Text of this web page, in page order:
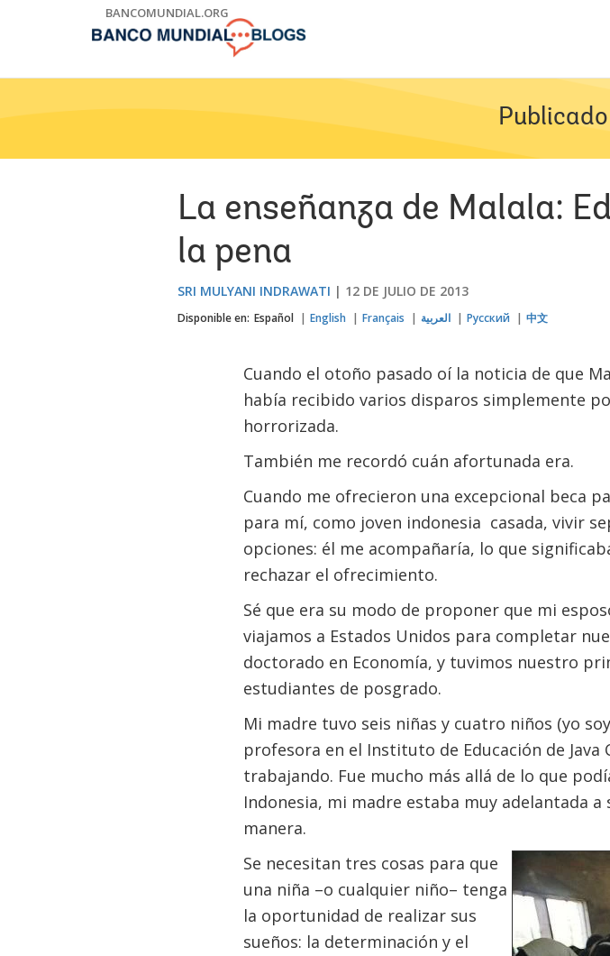
BANCOMUNDIAL.ORG
La enseñanza de Malala:
la pena
SRI MULYANI INDRAWATI 12 DE JULIO DE 2013
Disponible en: Español English Français العربية Русский 中文
Cuando el otoño pasado oí la noticia de que
había recibido varios disparos simplemente
horrorizada.
También me recordó cuán afortunada era.
Cuando me ofrecieron una excepcional beca
para mí, como joven indonesia casada, vivir
opciones: él me acompañaría, lo que
rechazar el ofrecimiento.
Sé que era su modo de proponer que mi
viajamos a Estados Unidos para completar
doctorado en Economía, y tuvimos nuestro
estudiantes de posgrado.
Mi madre tuvo seis niñas y cuatro niños (yo
profesora en el Instituto de Educación de
trabajando. Fue mucho más allá de lo que
Indonesia, mi madre estaba muy adelantada
manera.
Se necesitan tres cosas para que
una niña –o cualquier niño– tenga
la oportunidad de realizar sus
sueños: la determinación y el